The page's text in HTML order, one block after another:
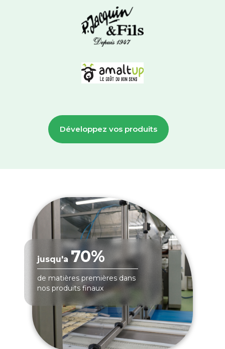
Développez vos produits
jusqu'a 70%
de matières premières dans
nos produits finaux